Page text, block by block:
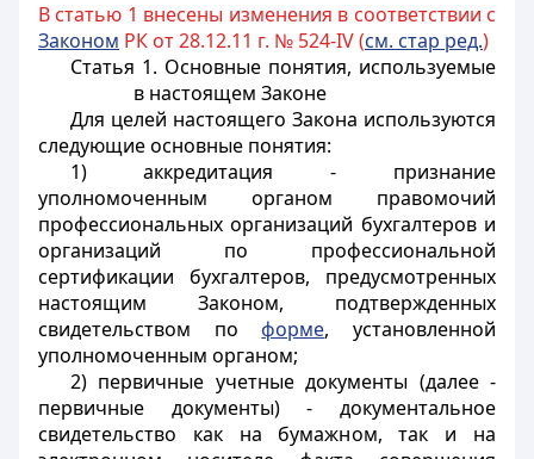
В статью 1 внесены изменения в соответствии с
Законом РК от 28.12.11 г. № 524-IV (см. стар ред.)
Статья 1. Основные понятия, используемые
в настоящем Законе
Для целей настоящего Закона используются
следующие основные понятия:
1) аккредитация - признание
уполномоченным органом правомочий
профессиональных организаций бухгалтеров и
организаций по профессиональной
сертификации бухгалтеров, предусмотренных
настоящим Законом, подтвержденных
свидетельством поформе, установленной
уполномоченным органом;
2) первичные учетные документы (далее -
первичные документы) - документальное
свидетельство как на бумажном, так и на